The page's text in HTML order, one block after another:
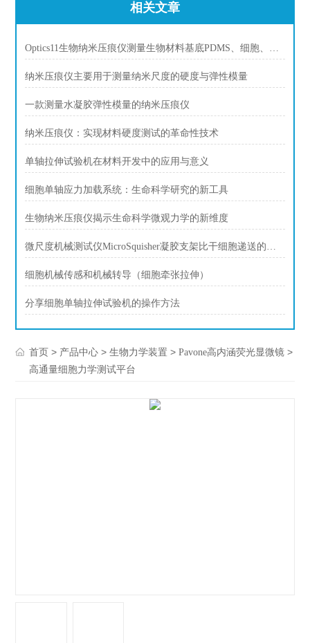
相关文章
Optics11生物纳米压痕仪测量生物材料基底PDMS、细胞、生物组织刚度，硬度
纳米压痕仪主要用于测量纳米尺度的硬度与弹性模量
一款测量水凝胶弹性模量的纳米压痕仪
纳米压痕仪：实现材料硬度测试的革命性技术
单轴拉伸试验机在材料开发中的应用与意义
细胞单轴应力加载系统：生命科学研究的新工具
生物纳米压痕仪揭示生命科学微观力学的新维度
微尺度机械测试仪MicroSquisher凝胶支架比干细胞递送的构建
细胞机械传感和机械转导（细胞牵张拉伸）
分享细胞单轴拉伸试验机的操作方法
首页 > 产品中心 >生物力学装置 >Pavone高内涵荧光显微镜 >
高通量细胞力学测试平台